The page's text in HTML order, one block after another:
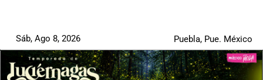
Sáb, Ago 8, 2026 Puebla, Pue. México